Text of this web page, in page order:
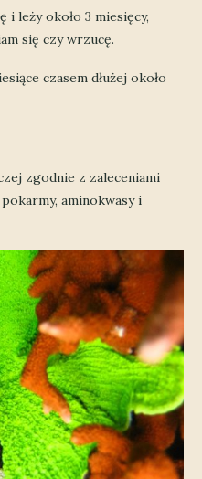
leży około 3 miesięcy,
się czy wrzucę.
czasem dłużej około
zgodnie z zaleceniami
aminokwasy i